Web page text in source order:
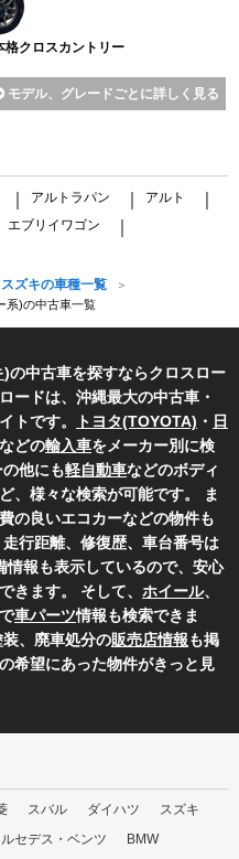
格クロスカントリー
モデル、グレードごとに詳しく見る
アルトラパン アルト
エブリイワゴン
スズキの車種一覧
系)の中古車一覧
)の中古車を探すならクロスロー
ードは、沖縄最大の中古車・
トです。
トヨタ(TOYOTA) ・ 日
などの輸入車をメーカー別に検
他にも軽自動車などのボディ
、様々な検索が可能です。 ま
の良いエコカーなどの物件も
行距離、修復歴、車台番号は
情報も表示しているので、安心
きます。 そして、 ホイール、
車パーツ情報も検索できま
、廃車処分の販売店情報も掲
希望にあった物件がきっと見
スバル ダイハツ
スズキ
ルセデス・ベンツ
BMW